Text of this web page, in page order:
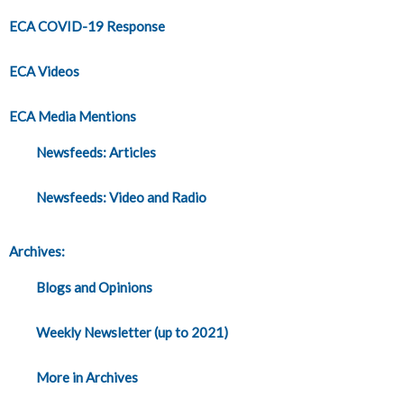
ECA COVID-19 Response
ECA Videos
ECA Media Mentions
Newsfeeds: Articles
Newsfeeds: Video and Radio
Archives:
Blogs and Opinions
Weekly Newsletter (up to 2021)
More in Archives